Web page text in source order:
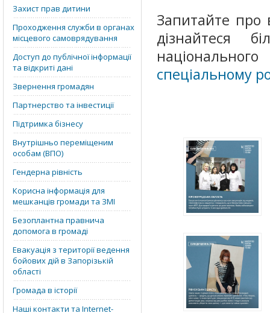
Захист прав дитини
Проходження служби в органах
місцевого самоврядування
Доступ до публічної інформації
та відкриті дані
Звернення громадян
Партнерство та інвестиції
Підтримка бізнесу
Внутрішньо переміщеним
особам (ВПО)
Гендерна рівність
Корисна інформація для
мешканців громади та ЗМІ
Безоплантна правнича
допомога в громаді
Евакуація з території ведення
бойових дій в Запорізькій
області
Громада в історії
Наші контакти та Internet-
Запитайте про
дізнайтеся
спеціальному